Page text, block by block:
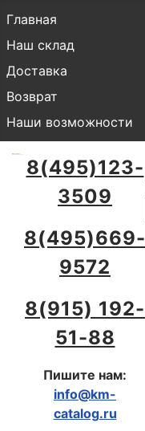
Главная
Наш склад
Доставка
Возврат
Наши возможности
8(495)123-
3509
8(495)669-
9572
8(915) 192-
51-88
Пишите нам:
info@km-
catalog.ru